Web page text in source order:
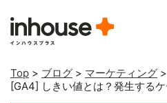
Top > ブログ > マーケティング >
[GA4] しきい値とは？発生する